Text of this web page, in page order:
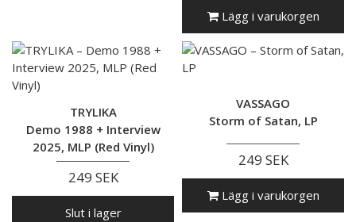
Lägg i varukorgen
TRYLIKA
Demo 1988 + Interview
2025, MLP (Red Vinyl)
249 SEK
Slut i lager
VASSAGO
Storm of Satan, LP
249 SEK
Lägg i varukorgen